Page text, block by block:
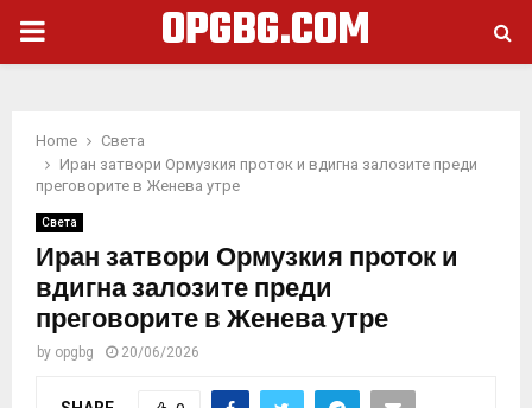
PRIMARY
OPGBG.COM
Home
Света
Иран затвори Ормузкия проток и вдигна залозите преди
преговорите в Женева утре
Света
Иран затвори Ормузкия проток и
вдигна залозите преди
преговорите в Женева утре
by opgbg 20/06/2026